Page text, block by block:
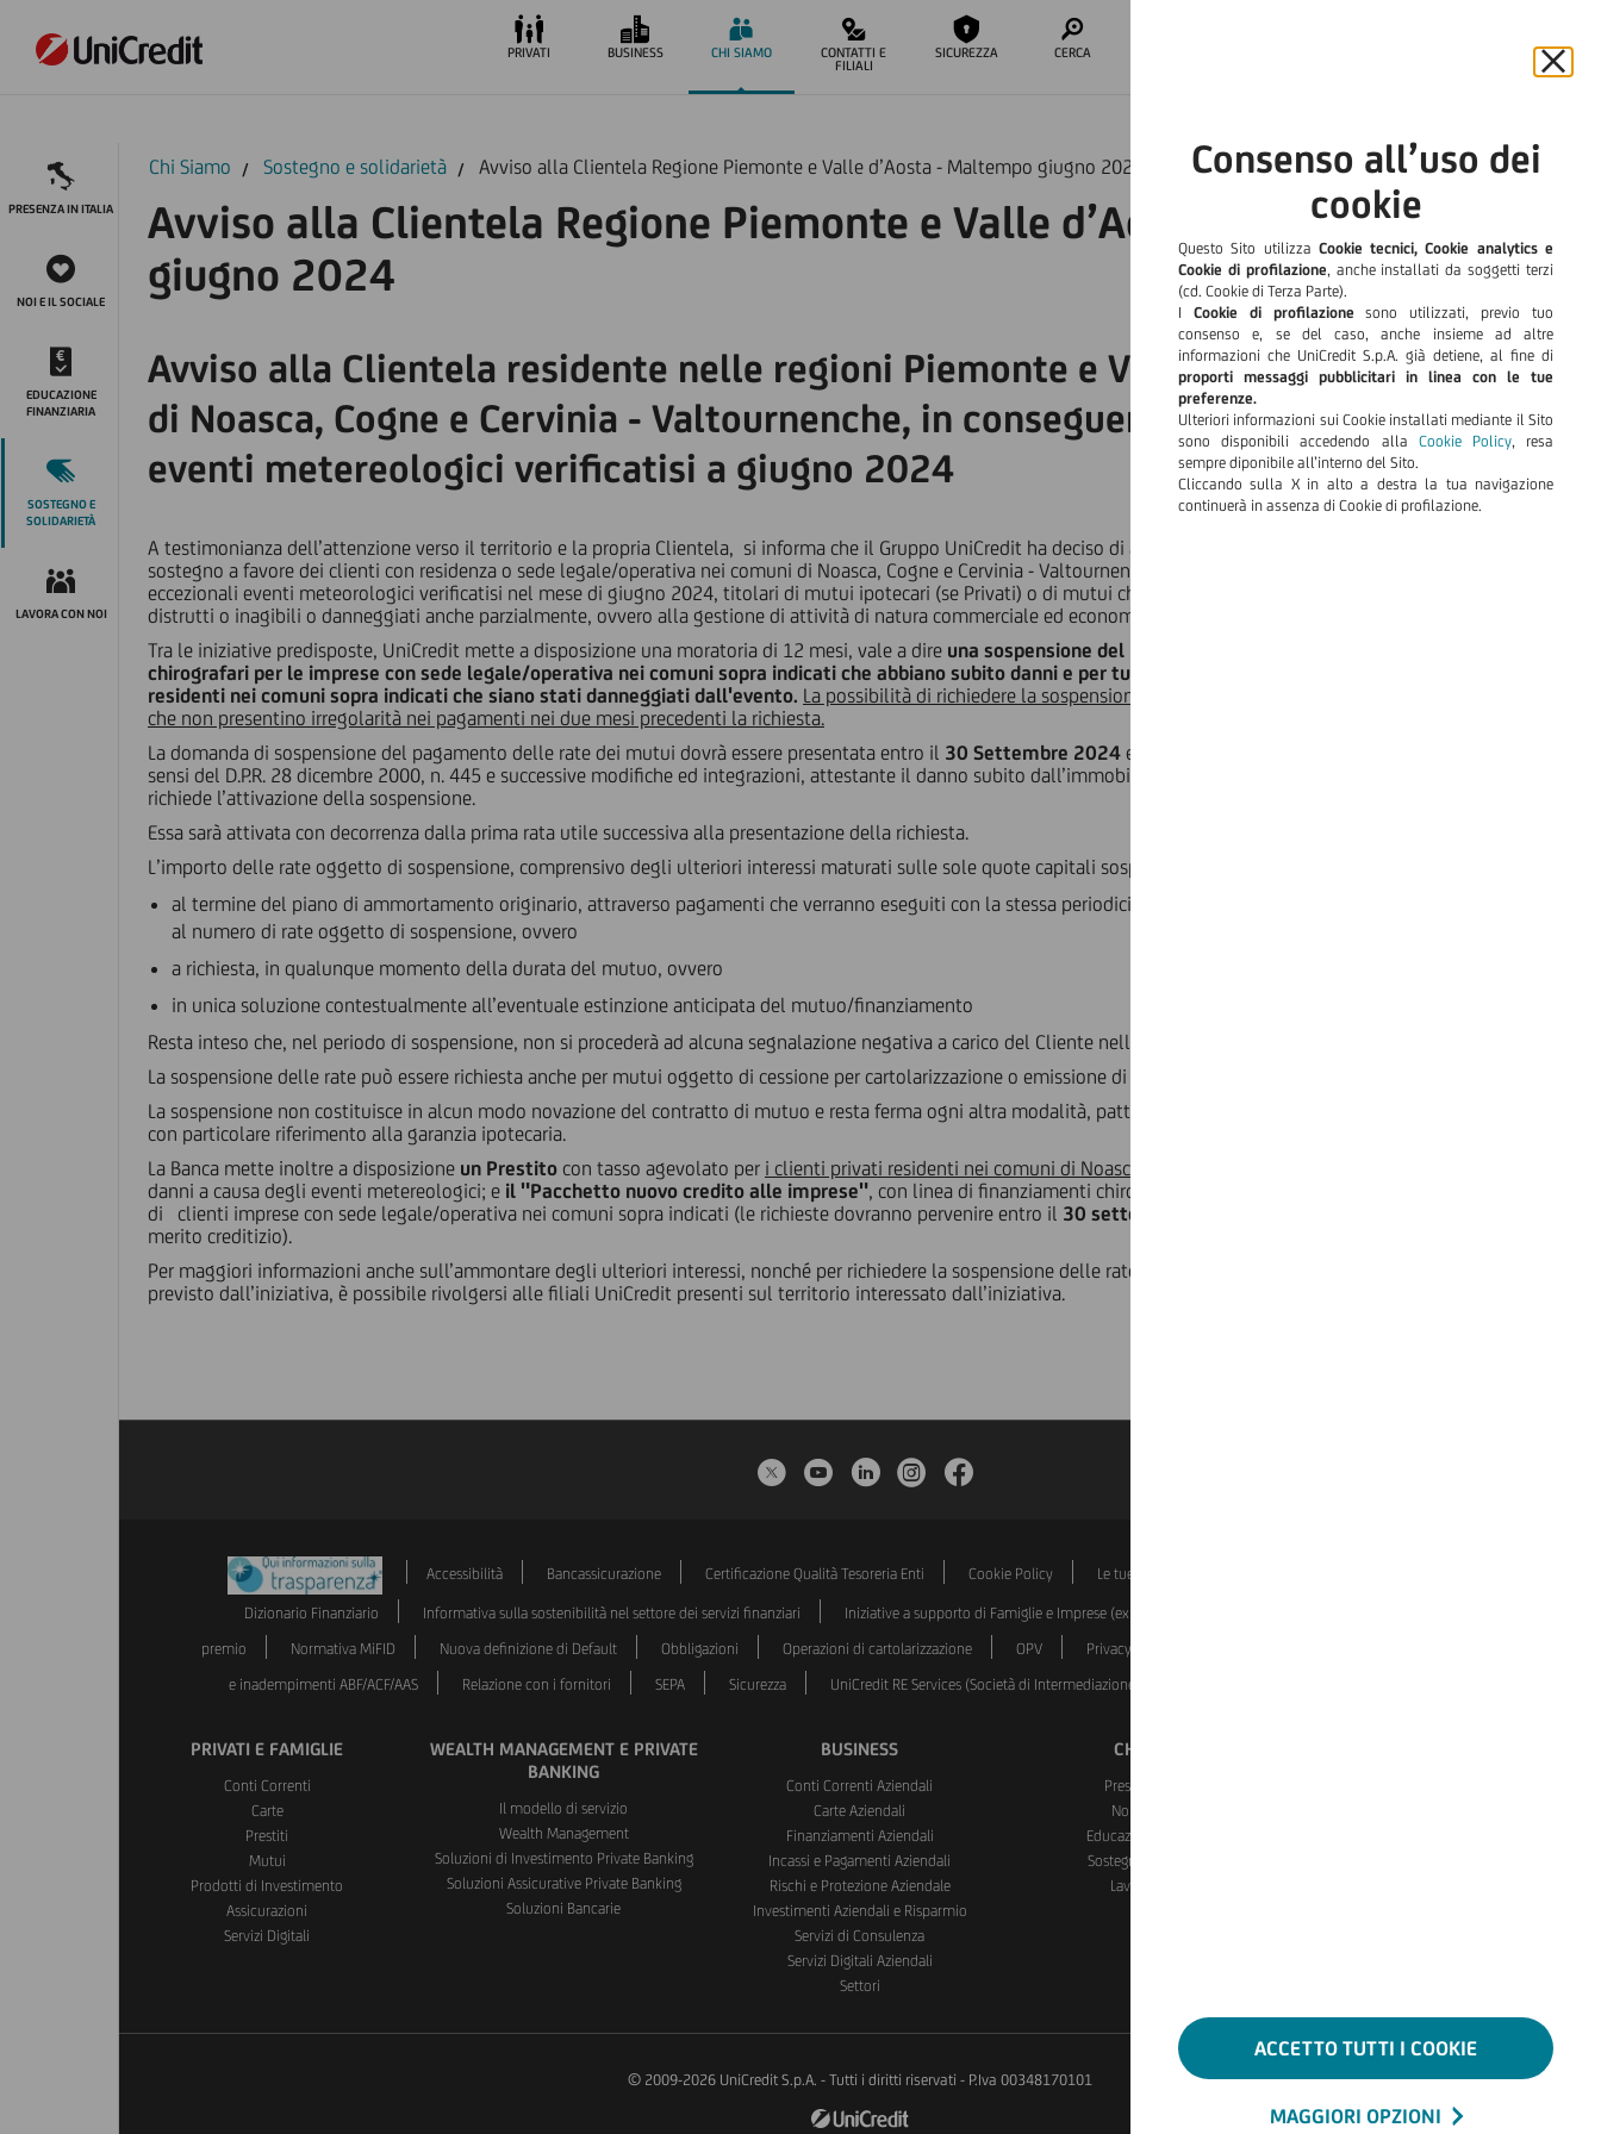
PRIVATI BUSINESS CHI SIAMO CONTATTI E
FILIALI
SICUREZZA CERCA
ACCESSO
AREA CLIENTI
PRESENZA IN ITALIA
NOI E IL SOCIALE
EDUCAZIONE
FINANZIARIA
SOSTEGNO E
SOLIDARIETÀ
LAVORA CON NOI
Chi Siamo Sostegno e solidarietà Avviso alla Clientela Regione Piemonte e Valle d’Aosta - Maltempo giugno 2024
Avviso alla Clientela Regione Piemonte e Valle d’Aosta - Maltempo
giugno 2024
Avviso alla Clientela residente nelle regioni Piemonte e Valle d’Aosta nei Comuni
di Noasca, Cogne e Cervinia - Valtournenche, in conseguenza degli eccezionali
eventi metereologici verificatisi a giugno 2024
A testimonianza dell’attenzione verso il territorio e la propria Clientela, si informa che il Gruppo UniCredit ha deciso di attivare un pacchetto di interventi straordinari di
sostegno a favore dei clienti con residenza o sede legale/operativa nei comuni di Noasca, Cogne e Cervinia - Valtournenche che siano stati danneggiati a seguito degli
eccezionali eventi meteorologici verificatisi nel mese di giugno 2024, titolari di mutui ipotecari (se Privati) o di mutui chirografari e ipotecari (se Imprese) relativi a edifici
distrutti o inagibili o danneggiati anche parzialmente, ovvero alla gestione di attività di natura commerciale ed economica svolta negli stessi edifici.
Tra le iniziative predisposte, UniCredit mette a disposizione una moratoria di 12 mesi, vale a dire una sospensione del pagamento delle rate dei mutui ipotecari e
chirografari per le imprese con sede legale/operativa nei comuni sopra indicati che abbiano subito danni e per tutti i clienti privati intestatari di mutui ipotecari
residenti nei comuni sopra indicati che siano stati danneggiati dall'evento. La possibilità di richiedere la sospensione è riservata ai mutui in regolare ammortamento e
che non presentino irregolarità nei pagamenti nei due mesi precedenti la richiesta.
La domanda di sospensione del pagamento delle rate dei mutui dovrà essere presentata entro il 30 Settembre 2024 e dovrà essere assistita da un’autocertificazione ai
sensi del D.P.R. 28 dicembre 2000, n. 445 e successive modifiche ed integrazioni, attestante il danno subito dall’immobile e relativo al mutuo/finanziamento per il quale si
richiede l’attivazione della sospensione.
Essa sarà attivata con decorrenza dalla prima rata utile successiva alla presentazione della richiesta.
L’importo delle rate oggetto di sospensione, comprensivo degli ulteriori interessi maturati sulle sole quote capitali sospese, dovrà essere rimborsato:
al termine del piano di ammortamento originario, attraverso pagamenti che verranno eseguiti con la stessa periodicità prevista dal contratto, con un numero di rate pari
al numero di rate oggetto di sospensione, ovvero
a richiesta, in qualunque momento della durata del mutuo, ovvero
in unica soluzione contestualmente all’eventuale estinzione anticipata del mutuo/finanziamento
Resta inteso che, nel periodo di sospensione, non si procederà ad alcuna segnalazione negativa a carico del Cliente nelle Banche Dati relativamente alle rate sospese.
La sospensione delle rate può essere richiesta anche per mutui oggetto di cessione per cartolarizzazione o emissione di obbligazioni bancarie garantite.
La sospensione non costituisce in alcun modo novazione del contratto di mutuo e resta ferma ogni altra modalità, patto, condizione e garanzia di cui al contratto di mutuo,
con particolare riferimento alla garanzia ipotecaria.
La Banca mette inoltre a disposizione un Prestito con tasso agevolato per i clienti privati residenti nei comuni di Noasca, Cogne e Cervinia - Valtournenche
danni a causa degli eventi metereologici; e il "Pacchetto nuovo credito alle imprese", con linea di finanziamenti chirografari/ipotecari a condizioni agevolate in favore
di clienti imprese con sede legale/operativa nei comuni sopra indicati (le richieste dovranno pervenire entro il 30 settembre 2024
merito creditizio).
Per maggiori informazioni anche sull’ammontare degli ulteriori interessi, nonché per richiedere la sospensione delle rate, o un nuovo prestito o finanziamento, così come
previsto dall’iniziativa, è possibile rivolgersi alle filiali UniCredit presenti sul territorio interessato dall’iniziativa.
Consenso all’uso dei
cookie
Questo Sito utilizza Cookie tecnici, Cookie analytics e
Cookie di profilazione, anche installati da soggetti terzi
(cd. Cookie di Terza Parte).
I Cookie di profilazione sono utilizzati, previo tuo
consenso e, se del caso, anche insieme ad altre
informazioni che UniCredit S.p.A. già detiene, al fine di
proporti messaggi pubblicitari in linea con le tue
preferenze.
Ulteriori informazioni sui Cookie installati mediante il Sito
sono disponibili accedendo alla Cookie Policy, resa
sempre diponibile all’interno del Sito.
Cliccando sulla X in alto a destra la tua navigazione
continuerà in assenza di Cookie di profilazione.
ACCETTO TUTTI I COOKIE
MAGGIORI OPZIONI
TwitterYouTube
Accessibilità Bancassicurazione Certificazione Qualità Tesoreria Enti Cookie Policy Le tue scelte sui Cookie
Dizionario Finanziario Informativa sulla sostenibilità nel settore dei servizi finanziari Iniziative a supporto di Famiglie e Imprese (ex covid)
premio
Normativa MiFID Nuova definizione di Default Obbligazioni Operazioni di cartolarizzazione OPV Privacy
e inadempimenti ABF/ACF/AAS
Relazione con i fornitori SEPA Sicurezza UniCredit RE Services (Società di Intermediazione Immobiliare del Gruppo UniCredit)
PRIVATI E FAMIGLIE
Conti Correnti
Carte
Prestiti
Mutui
Prodotti di Investimento
Assicurazioni
Servizi Digitali
WEALTH MANAGEMENT E PRIVATE
BANKING
Il modello di servizio
Wealth Management
Soluzioni di Investimento Private Banking
Soluzioni Assicurative Private Banking
Soluzioni Bancarie
BUSINESS
Conti Correnti Aziendali
Carte Aziendali
Finanziamenti Aziendali
Incassi e Pagamenti Aziendali
Rischi e Protezione Aziendale
Investimenti Aziendali e Risparmio
Servizi di Consulenza
Servizi Digitali Aziendali
Settori
CHI SIAMO
Presenza in Italia
Noi e il sociale
Educazione finanziaria
Sostegno e Solidarietà
Lavora con noi
© 2009-2026 UniCredit S.p.A. - Tutti i diritti riservati - P.Iva 00348170101